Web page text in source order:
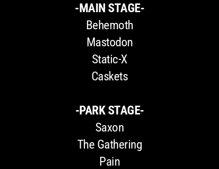
-MAIN STAGE-
Behemoth
Mastodon
Static-X
Caskets
-PARK STAGE-
Saxon
The Gathering
Pain